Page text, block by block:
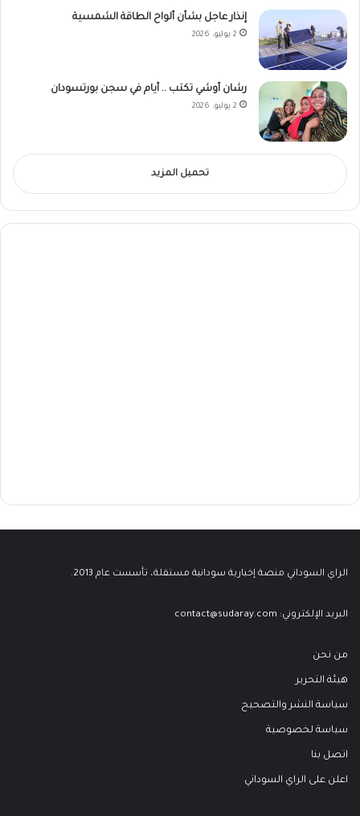
إنذار عاجل بشأن ألواح الطاقة الشمسية
2 يوليو، 2026
رشان أوشي تكتب .. أيام في سجن بورتسودان
2 يوليو، 2026
تحميل المزيد
الراي السوداني منصة إخبارية سودانية مستقلة، تأسست عام 2013.
البريد الإلكتروني: contact@sudaray.com
من نحن
هيئة التحرير
سياسة النشر والتصحيح
سياسة لخصوصية
اتصل بنا
اعلن على الراي السوداني